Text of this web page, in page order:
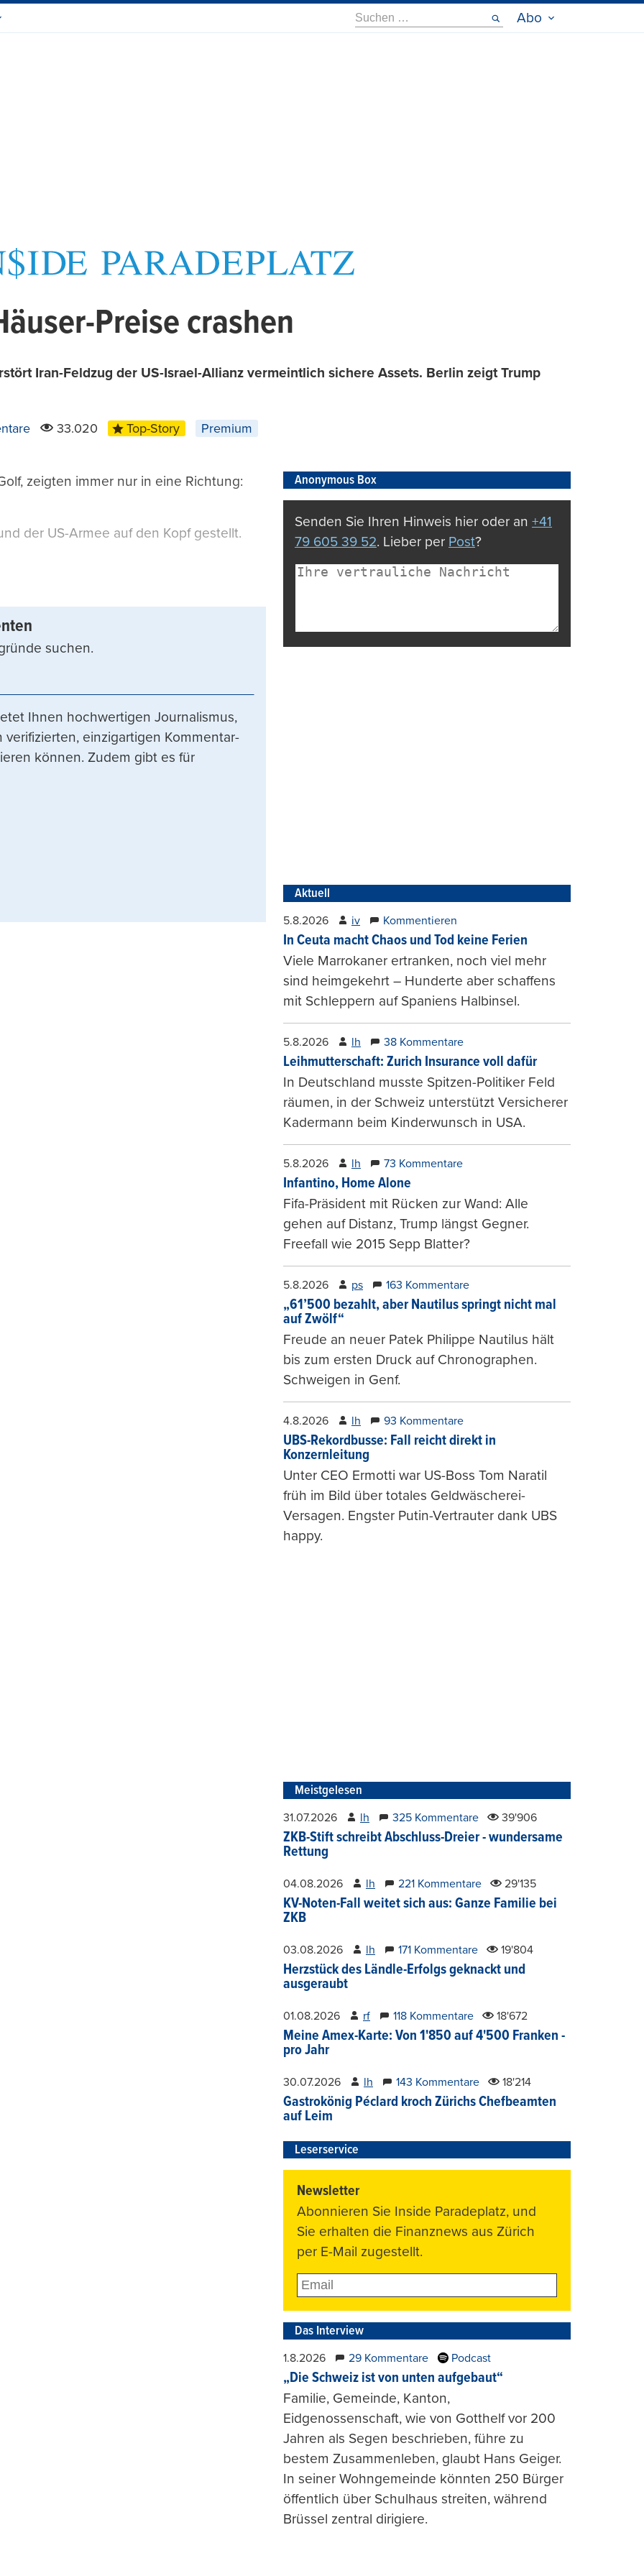
Suche
nach:
Abo
Preise crashen
Iran-Feldzug der US-Israel-Allianz vermeintlich sichere Assets. Berlin zeigt Trump
33.020 Top-Story Premium
zeigten immer nur in eine Richtung:
der US-Armee auf den Kopf gestellt.
suchen.
Ihnen hochwertigen Journalismus,
einzigartigen Kommentar-
können. Zudem gibt es für
Anonymous Box
Senden Sie Ihren Hinweis hier oder an +41
79 605 39 52. Lieber per Post?
Aktuell
5.8.2026 iv Kommentieren
In Ceuta macht Chaos und Tod keine Ferien
Viele Marrokaner ertranken, noch viel mehr
sind heimgekehrt – Hunderte aber schaffens
mit Schleppern auf Spaniens Halbinsel.
5.8.2026 lh 38 Kommentare
Leihmutterschaft: Zurich Insurance voll dafür
In Deutschland musste Spitzen-Politiker Feld
räumen, in der Schweiz unterstützt Versicherer
Kadermann beim Kinderwunsch in USA.
5.8.2026 lh 73 Kommentare
Infantino, Home Alone
Fifa-Präsident mit Rücken zur Wand: Alle
gehen auf Distanz, Trump längst Gegner.
Freefall wie 2015 Sepp Blatter?
5.8.2026 ps 163 Kommentare
„61’500 bezahlt, aber Nautilus springt nicht mal
auf Zwölf“
Freude an neuer Patek Philippe Nautilus hält
bis zum ersten Druck auf Chronographen.
Schweigen in Genf.
4.8.2026 lh 93 Kommentare
UBS-Rekordbusse: Fall reicht direkt in
Konzernleitung
Unter CEO Ermotti war US-Boss Tom Naratil
früh im Bild über totales Geldwäscherei-
Versagen. Engster Putin-Vertrauter dank UBS
happy.
Meistgelesen
31.07.2026 lh 325 Kommentare 39'906
ZKB-Stift schreibt Abschluss-Dreier - wundersame
Rettung
04.08.2026 lh 221 Kommentare 29'135
KV-Noten-Fall weitet sich aus: Ganze Familie bei
ZKB
03.08.2026 lh 171 Kommentare 19'804
Herzstück des Ländle-Erfolgs geknackt und
ausgeraubt
01.08.2026 rf 118 Kommentare 18'672
Meine Amex-Karte: Von 1'850 auf 4'500 Franken -
pro Jahr
30.07.2026 lh 143 Kommentare 18'214
Gastrokönig Péclard kroch Zürichs Chefbeamten
auf Leim
Leserservice
Newsletter
Abonnieren Sie Inside Paradeplatz, und
Sie erhalten die Finanznews aus Zürich
per E-Mail zugestellt.
Das Interview
1.8.2026 29 Kommentare Podcast
„Die Schweiz ist von unten aufgebaut“
Familie, Gemeinde, Kanton,
Eidgenossenschaft, wie von Gotthelf vor 200
Jahren als Segen beschrieben, führe zu
bestem Zusammenleben, glaubt Hans Geiger.
In seiner Wohngemeinde könnten 250 Bürger
öffentlich über Schulhaus streiten, während
Brüssel zentral dirigiere.